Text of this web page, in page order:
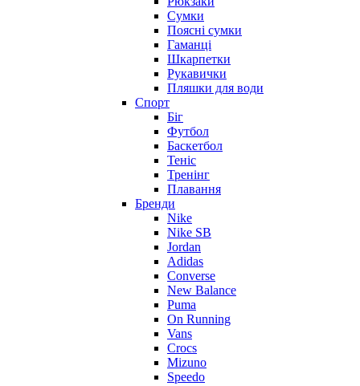
Сумки
Поясні сумки
Гаманці
Шкарпетки
Рукавички
Пляшки для води
Спорт
Біг
Футбол
Баскетбол
Теніс
Тренінг
Плавання
Бренди
Nike
Nike SB
Jordan
Adidas
Converse
New Balance
Puma
On Running
Vans
Crocs
Mizuno
Speedo